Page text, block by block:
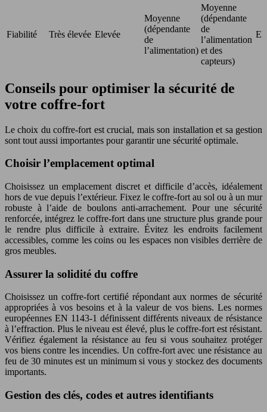
Fiabilité Très élevée Elevée
Moyenne
(dépendante
de
l’alimentation)
Moyenne
(dépendante
de
l’alimentation
et des
capteurs)
Conseils pour optimiser la sécurité de
votre coffre-fort
Le choix du coffre-fort est crucial, mais son installation et sa gestion
sont tout aussi importantes pour garantir une sécurité optimale.
Choisir l’emplacement optimal
Choisissez un emplacement discret et difficile d’accès, idéalement
hors de vue depuis l’extérieur. Fixez le coffre-fort au sol ou à un mur
robuste à l’aide de boulons anti-arrachement. Pour une sécurité
renforcée, intégrez le coffre-fort dans une structure plus grande pour
le rendre plus difficile à extraire. Évitez les endroits facilement
accessibles, comme les coins ou les espaces non visibles derrière de
gros meubles.
Assurer la solidité du coffre
Choisissez un coffre-fort certifié répondant aux normes de sécurité
appropriées à vos besoins et à la valeur de vos biens. Les normes
européennes EN 1143-1 définissent différents niveaux de résistance
à l’effraction. Plus le niveau est élevé, plus le coffre-fort est résistant.
Vérifiez également la résistance au feu si vous souhaitez protéger
vos biens contre les incendies. Un coffre-fort avec une résistance au
feu de 30 minutes est un minimum si vous y stockez des documents
importants.
Gestion des clés, codes et autres identifiants